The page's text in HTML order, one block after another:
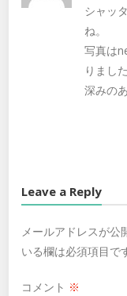
シャッ
ね。
写真は
りました
深みの
Leave a Reply
メールアドレスが公
いる欄は必須項目で
コメント ※